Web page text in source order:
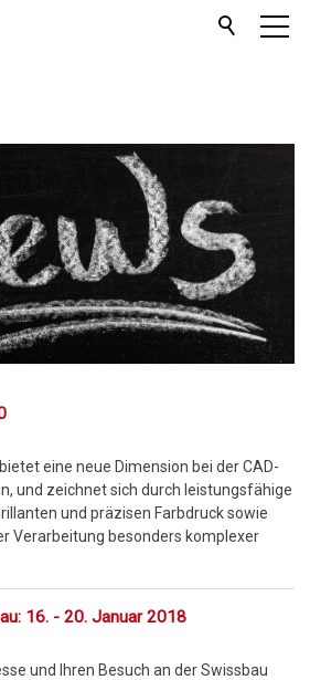
eine neue Dimension bei der CAD-
und zeichnet sich durch leistungsfähige
und präzisen Farbdruck sowie
Verarbeitung besonders komplexer
16. - 20. Januar 2018
und Ihren Besuch an der Swissbau